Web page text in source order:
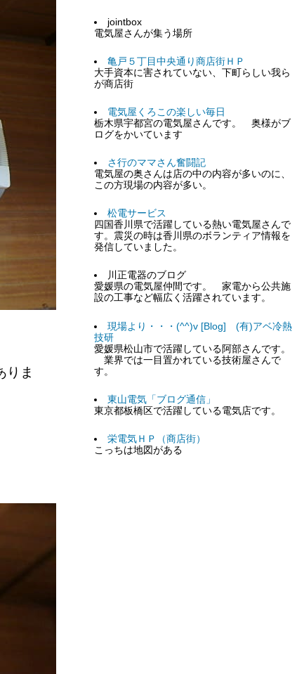
りま
jointbox
電気屋さんが集う場所
亀戸５丁目中央通り商店街ＨＰ
大手資本に害されていない、下町らしい我ら
が商店街
電気屋くろこの楽しい毎日
栃木県宇都宮の電気屋さんです。 奥様がブ
ログをかいています
さ行のママさん奮闘記
電気屋の奥さんは店の中の内容が多いのに、
この方現場の内容が多い。
松電サービス
四国香川県で活躍している熱い電気屋さんで
す。震災の時は香川県のボランティア情報を
発信していました。
川正電器のブログ
愛媛県の電気屋仲間です。 家電から公共施
設の工事など幅広く活躍されています。
現場より・・・(^^)v [Blog] (有)アベ冷熱
技研
愛媛県松山市で活躍している阿部さんです。
業界では一目置かれている技術屋さんで
す。
東山電気「ブログ通信」
東京都板橋区で活躍している電気店です。
栄電気ＨＰ（商店街）
こっちは地図がある